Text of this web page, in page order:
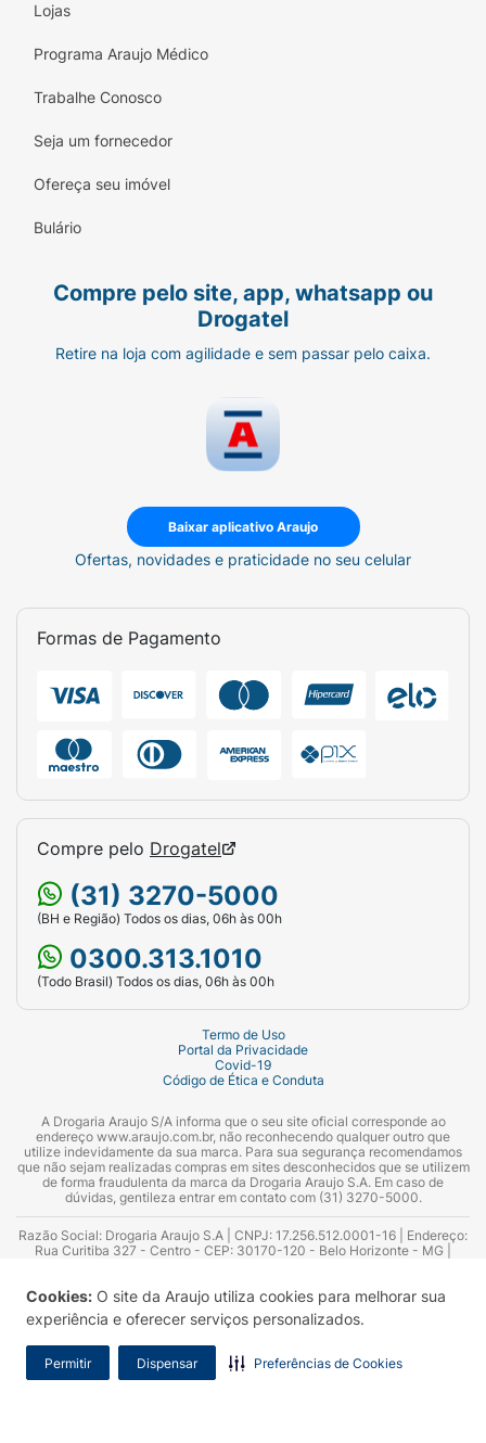
Cookies: O site da Araujo utiliza cookies para melhorar sua
experiência e oferecer serviços personalizados.
Permitir Dispensar Preferências de Cookies
Lojas
Programa Araujo Médico
Trabalhe Conosco
Seja um fornecedor
Ofereça seu imóvel
Bulário
Compre pelo site, app, whatsapp ou
Drogatel
Retire na loja com agilidade e sem passar pelo caixa.
Baixar aplicativo Araujo
Ofertas, novidades e praticidade no seu celular
Formas de Pagamento
Compre pelo Drogatel
(31) 3270-5000
(BH e Região) Todos os dias, 06h às 00h
0300.313.1010
(Todo Brasil) Todos os dias, 06h às 00h
Termo de Uso
Portal da Privacidade
Covid-19
Código de Ética e Conduta
A Drogaria Araujo S/A informa que o seu site oficial corresponde ao
endereço www.araujo.com.br, não reconhecendo qualquer outro que
utilize indevidamente da sua marca. Para sua segurança recomendamos
que não sejam realizadas compras em sites desconhecidos que se utilizem
de forma fraudulenta da marca da Drogaria Araujo S.A. Em caso de
dúvidas, gentileza entrar em contato com (31) 3270-5000.
Razão Social: Drogaria Araujo S.A | CNPJ: 17.256.512.0001-16 | Endereço:
Rua Curitiba 327 - Centro - CEP: 30170-120 - Belo Horizonte - MG |
Azevedo Guimarães – CRF 10.965 | Yasmin Silva Alvarenga – CRF 52.584 -
Consultor substituto: Thiago Aguiar Pinheiro - CRF Nº 13.748. Alvará
Sanitário: 2025020713 | Autorização de Funcionamento da Empresa (AFE):